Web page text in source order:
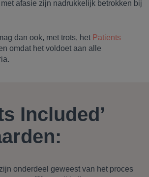
afasie zijn nadrukkelijk betrokken bij
dan ook, met trots, het Patients
omdat het voldoet aan alle
Included’
onderdeel geweest van het proces